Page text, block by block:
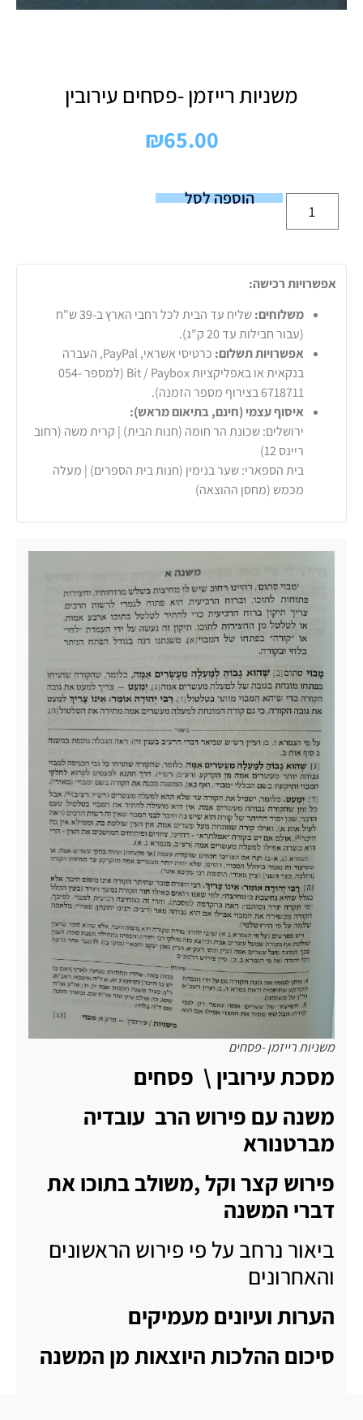
משניות רייזמן -פסחים עירובין
₪65.00
הוספה לסל
אפשרויות רכישה:
משלוחים:
שליח עד הבית לכל רחבי הארץ ב-39 ש"ח
(עבור חבילות עד 20 ק"ג).
אפשרויות תשלום:
כרטיסי אשראי, PayPal, העברה
בנקאית או באפליקציות Bit / Paybox (למספר 054-
6718711 בצירוף מספר הזמנה).
איסוף עצמי (חינם, בתיאום מראש):
ירושלים: שכונת הר חומה (חנות הבית) | קרית משה (רחוב
ריינס 12)
בית הספארי: שער בנימין (חנות בית הספרים) | מעלה
מכמש (מחסן ההוצאה)
משניות רייזמן -פסחים
מסכת עירובין \ פסחים
משנה עם פירוש הרב עובדיה
מברטנורא
פירוש קצר וקל ,משולב בתוכו את
דברי המשנה
ביאור נרחב על פי פירוש הראשונים
והאחרונים
הערות ועיונים מעמיקים
סיכום ההלכות היוצאות מן המשנה